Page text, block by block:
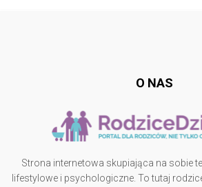
O NAS
Strona internetowa skupiająca na sobie
lifestylowe i psychologiczne. To tutaj